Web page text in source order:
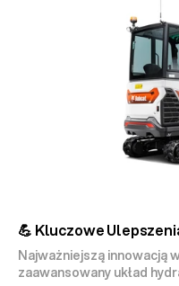
💪 Kluczowe
Najważniejszą innowacją
zaawansowany układ